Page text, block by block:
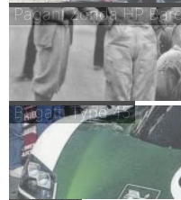
Pagani Zonda HP
Bugatti Type 45